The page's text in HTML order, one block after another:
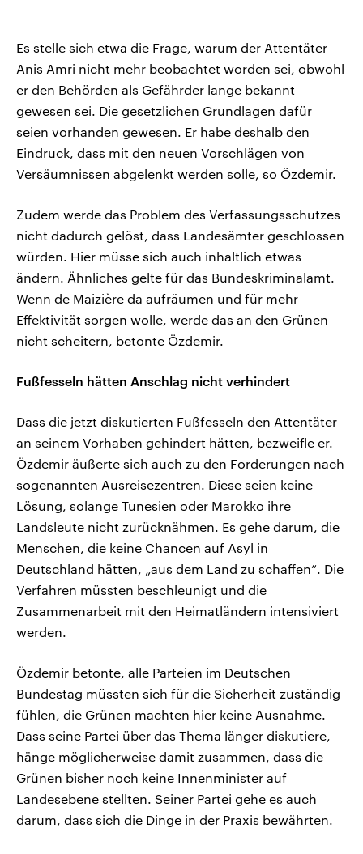
Es stelle sich etwa die Frage, warum der Attentäter
Anis Amri nicht mehr beobachtet worden sei, obwohl
er den Behörden als Gefährder lange bekannt
gewesen sei. Die gesetzlichen Grundlagen dafür
seien vorhanden gewesen. Er habe deshalb den
Eindruck, dass mit den neuen Vorschlägen von
Versäumnissen abgelenkt werden solle, so Özdemir.
Zudem werde das Problem des Verfassungsschutzes
nicht dadurch gelöst, dass Landesämter geschlossen
würden. Hier müsse sich auch inhaltlich etwas
ändern. Ähnliches gelte für das Bundeskriminalamt.
Wenn de Maizière da aufräumen und für mehr
Effektivität sorgen wolle, werde das an den Grünen
nicht scheitern, betonte Özdemir.
Fußfesseln hätten Anschlag nicht verhindert
Dass die jetzt diskutierten Fußfesseln den Attentäter
an seinem Vorhaben gehindert hätten, bezweifle er.
Özdemir äußerte sich auch zu den Forderungen nach
sogenannten Ausreisezentren. Diese seien keine
Lösung, solange Tunesien oder Marokko ihre
Landsleute nicht zurücknähmen. Es gehe darum, die
Menschen, die keine Chancen auf Asyl in
Deutschland hätten, „aus dem Land zu schaffen“. Die
Verfahren müssten beschleunigt und die
Zusammenarbeit mit den Heimatländern intensiviert
werden.
Özdemir betonte, alle Parteien im Deutschen
Bundestag müssten sich für die Sicherheit zuständig
fühlen, die Grünen machten hier keine Ausnahme.
Dass seine Partei über das Thema länger diskutiere,
hänge möglicherweise damit zusammen, dass die
Grünen bisher noch keine Innenminister auf
Landesebene stellten. Seiner Partei gehe es auch
darum, dass sich die Dinge in der Praxis bewährten.